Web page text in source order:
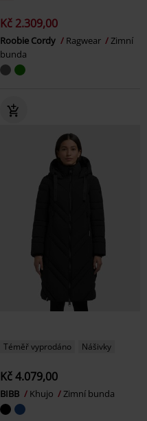
Kč 2.309,00
Roobie Cordy Ragwear
Zimní
bunda
Téměř vyprodáno Nášivky
Kč 4.079,00
BIBB Khujo Zimní bunda